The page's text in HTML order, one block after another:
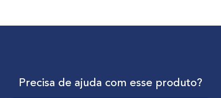
Precisa de ajuda com esse produto?